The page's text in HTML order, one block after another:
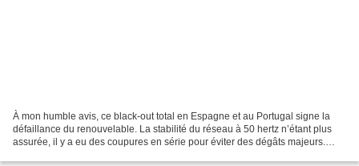
À mon humble avis, ce black-out total en Espagne et au Portugal signe la
défaillance du renouvelable. La stabilité du réseau à 50 hertz n’étant plus
assurée, il y a eu des coupures en série pour éviter des dégâts majeurs.